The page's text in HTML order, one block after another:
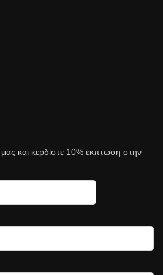
και κερδίστε 10% έκπτωση στην